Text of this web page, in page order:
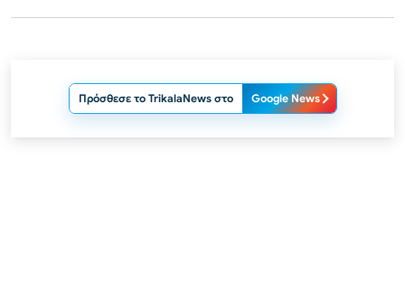
Πρόσθεσε το TrikalaNews στο Google News